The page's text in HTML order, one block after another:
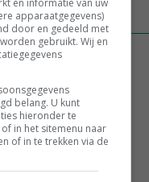
en Amalthea gaat
geitenzuivel blijft
top
en informatie van uw
apparaatgegevens)
door en gedeeld met
gebruikt. Wij en
belang. U kunt
hieronder te
in het sitemenu naar
of in te trekken via de